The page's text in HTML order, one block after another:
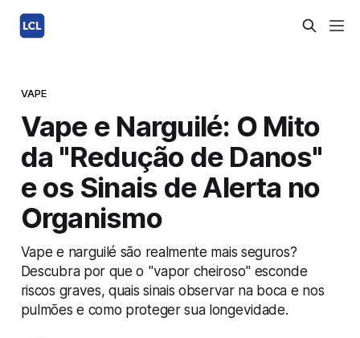
VAPE
Vape e Narguilé: O Mito
da "Redução de Danos"
e os Sinais de Alerta no
Organismo
Vape e narguilé são realmente mais seguros?
Descubra por que o "vapor cheiroso" esconde
riscos graves, quais sinais observar na boca e nos
pulmões e como proteger sua longevidade.